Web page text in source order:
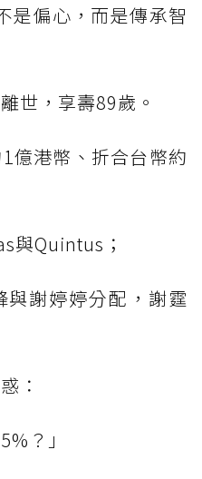
是偏心，而是傳承智
世，享壽89歲。
億港幣、折合台幣約
與Quintus；
與謝婷婷分配，謝霆
：
？」